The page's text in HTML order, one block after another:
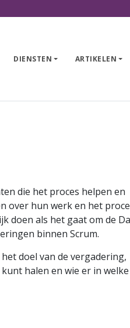
DIENSTEN ARTIKELEN
die het proces helpen en
over hun werk en het
doen als het gaat om de
binnen Scrum.
doel van de vergadering,
halen en wie er in welke